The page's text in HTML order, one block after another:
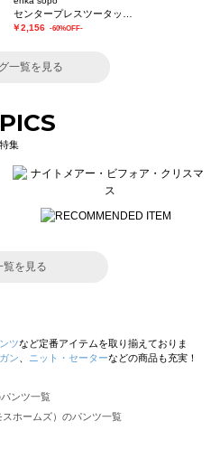
￥2,156 -60%OFF-
一覧を見る
特集
覧を見る
ツなど定番アイテムを取り揃えておりま
ン ニット・セーターなどの商品も充実！
ンツ一覧
ホームズ）のパンツ一覧